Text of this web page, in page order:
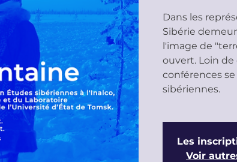
Dans les
Sibérie
l'image de
ouvert. Loin de
conférences
sibériennes.
Les
Voir